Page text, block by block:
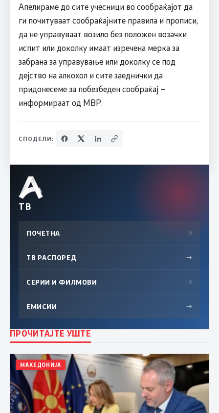
Апелираме до сите учесници во сообраќајот да
ги почитуваат сообраќајните правила и прописи,
да не управуваат возило без положен возачки
испит или доколку имаат изречена мерка за
забрана за управување или доколку се под
дејство на алкохол и сите заеднички да
придонесеме за побезбеден сообраќај –
информираат од МВР.
СПОДЕЛИ:
ТВ
ПОЧЕТНА →
ТВ РАСПОРЕД →
СЕРИИ И ФИЛМОВИ →
ЕМИСИИ →
ПРОЧИТАЈТЕ УШТЕ
МАКЕДОНИЈА